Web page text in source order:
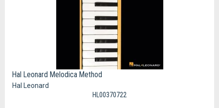
Hal Leonard Melodica Method
Hal Leonard
HL00370722